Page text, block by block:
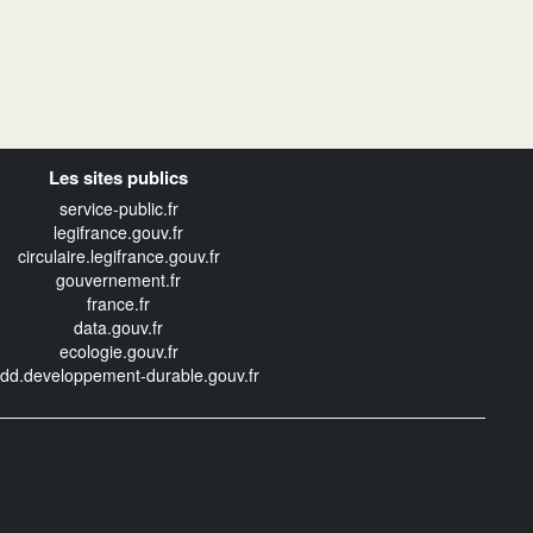
Les sites publics
service-public.fr
legifrance.gouv.fr
circulaire.legifrance.gouv.fr
gouvernement.fr
france.fr
data.gouv.fr
ecologie.gouv.fr
durable.gouv.fr